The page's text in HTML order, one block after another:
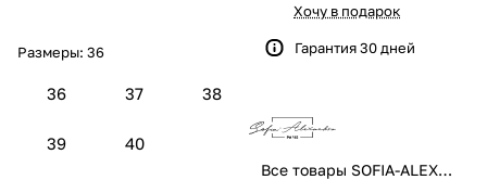
Размеры: 36
36 37 38
39 40
Хочу в подарок
Гарантия 30 дней
Все товары SOFIA-ALEXANDRA